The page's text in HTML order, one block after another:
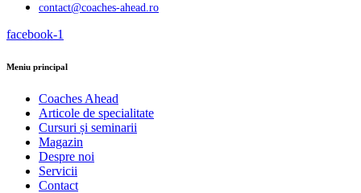
contact@coaches-ahead.ro
facebook-1
Meniu principal
Coaches Ahead
Articole de specialitate
Cursuri și seminarii
Magazin
Despre noi
Servicii
Contact